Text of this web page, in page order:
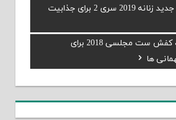
مدل رنگ مو جدید زنانه 2019 سری 2 برای جذابیت
جدیدترین کیف کفش ست مجلسی 2018 برای
ها